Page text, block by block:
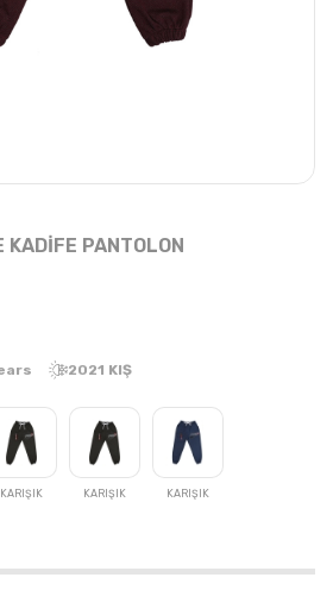
PANTOLON
2021 KIŞ
KARIŞIK KARIŞIK KARIŞIK